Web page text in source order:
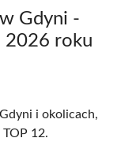
Gdyni -
2026 roku
i okolicach,
12.